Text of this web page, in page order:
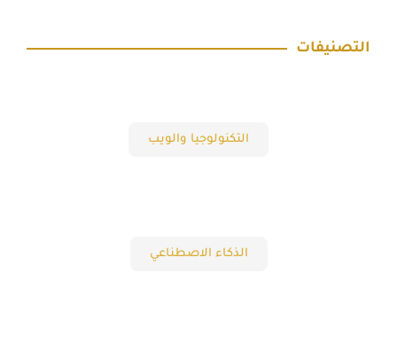
التصنيفات
التكنولوجيا والويب
الذكاء الاصطناعي